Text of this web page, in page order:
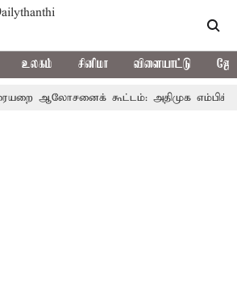
உலகம் சினிமா விளையாட்டு
கூட்டம்: அதிமுக எம்பிக்கள்